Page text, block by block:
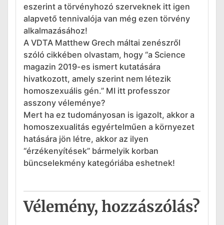
eszerint a törvényhozó szerveknek itt igen
alapvető tennivalója van még ezen törvény
alkalmazásához!
A VDTA Matthew Grech máltai zenészről
szóló cikkében olvastam, hogy “a Science
magazin 2019-es ismert kutatására
hivatkozott, amely szerint nem létezik
homoszexuális gén.” MI itt professzor
asszony véleménye?
Mert ha ez tudományosan is igazolt, akkor a
homoszexualitás egyértelműen a környezet
hatására jön létre, akkor az ilyen
“érzékenyítések” bármelyik korban
büncselekmény kategóriába eshetnek!
Vélemény, hozzászólás?